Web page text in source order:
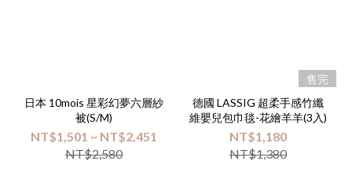
日本 10mois 星彩幻夢六層紗
被(S/M)
NT$1,501 ~ NT$2,451
NT$2,580
售完
德國 LASSIG 超柔手感竹纖
維嬰兒包巾毯-花繪羊羊(3入)
NT$1,180
NT$1,380